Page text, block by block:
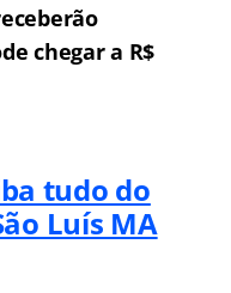
chegar a R$
tudo do
Luís MA